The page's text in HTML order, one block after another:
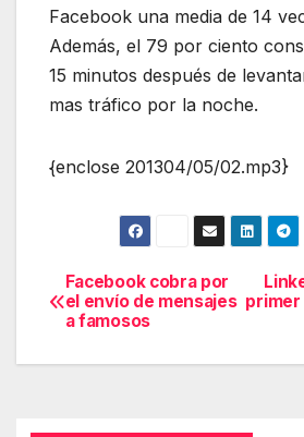
Facebook una media de 14
Además, el 79 por ciento
15 minutos después de
mas tráfico por la noche.
{enclose 201304/05/02.mp3}
Navegación
de
primer
Facebook cobra por
el envío de mensajes
a famosos